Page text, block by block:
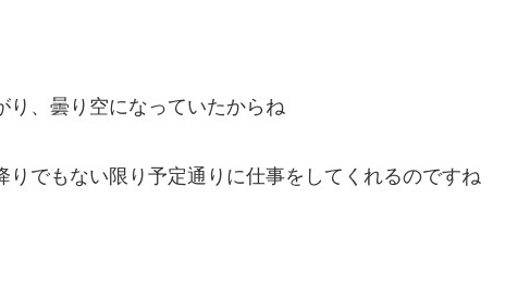
り、曇り空になっていたからね
りでもない限り予定通りに仕事をしてくれるのですね